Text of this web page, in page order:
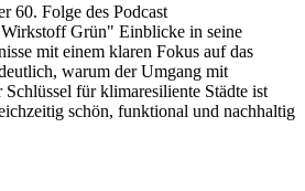
60. Folge des Podcast
Grün" Einblicke in seine
mit einem klaren Fokus auf das
warum der Umgang mit
Schlüssel für klimaresiliente Städte ist
schön, funktional und nachhaltig